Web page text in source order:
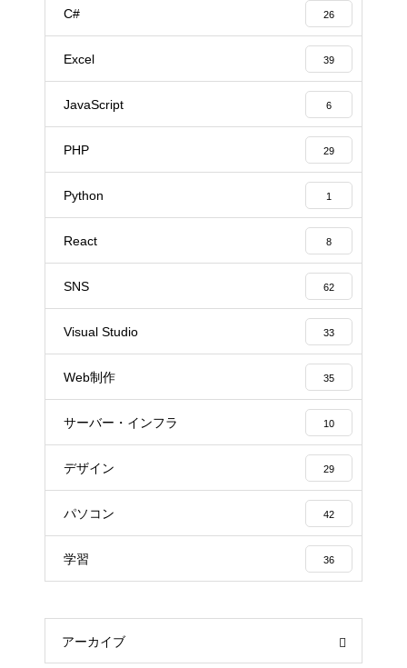
C# 26
Excel 39
JavaScript 6
PHP 29
Python 1
React 8
SNS 62
Visual Studio 33
Web制作 35
サーバー・インフラ 10
デザイン 29
パソコン 42
学習 36
アーカイブ